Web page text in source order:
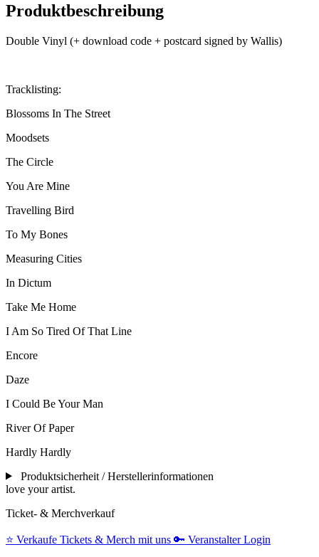
Produktbeschreibung
Double Vinyl (+ download code + postcard signed by Wallis)
Tracklisting:
Blossoms In The Street
Moodsets
The Circle
You Are Mine
Travelling Bird
To My Bones
Measuring Cities
In Dictum
Take Me Home
I Am So Tired Of That Line
Encore
Daze
I Could Be Your Man
River Of Paper
Hardly Hardly
Produktsicherheit / Herstellerinformationen
love your artist.
Ticket- & Merchverkauf
⭐️ Verkaufe Tickets & Merch mit uns 🔑 Veranstalter Login